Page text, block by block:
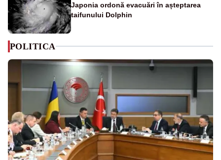
Japonia ordonă evacuări în așteptarea
taifunului Dolphin
POLITICA